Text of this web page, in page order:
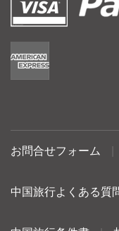
お問合せフォーム
中国旅行よくある質